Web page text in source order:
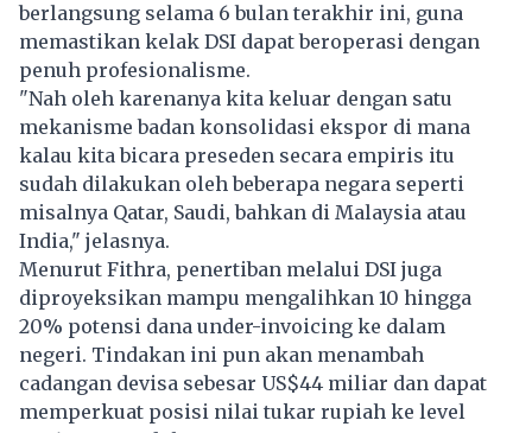
berlangsung selama 6 bulan terakhir ini, guna
memastikan kelak DSI dapat beroperasi dengan
penuh profesionalisme.
"Nah oleh karenanya kita keluar dengan satu
mekanisme badan konsolidasi ekspor di mana
kalau kita bicara preseden secara empiris itu
sudah dilakukan oleh beberapa negara seperti
misalnya Qatar, Saudi, bahkan di Malaysia atau
India," jelasnya.
Menurut Fithra, penertiban melalui DSI juga
diproyeksikan mampu mengalihkan 10 hingga
20% potensi dana under-invoicing ke dalam
negeri. Tindakan ini pun akan menambah
cadangan devisa sebesar US$44 miliar dan dapat
memperkuat posisi nilai tukar rupiah ke level